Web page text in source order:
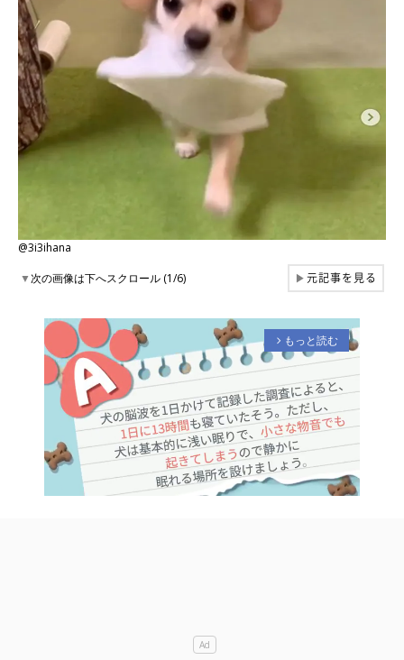
@3i3ihana
▼次の画像は下へスクロール (1/6) ▶元記事を見る
arrow_forward_ios もっと読む